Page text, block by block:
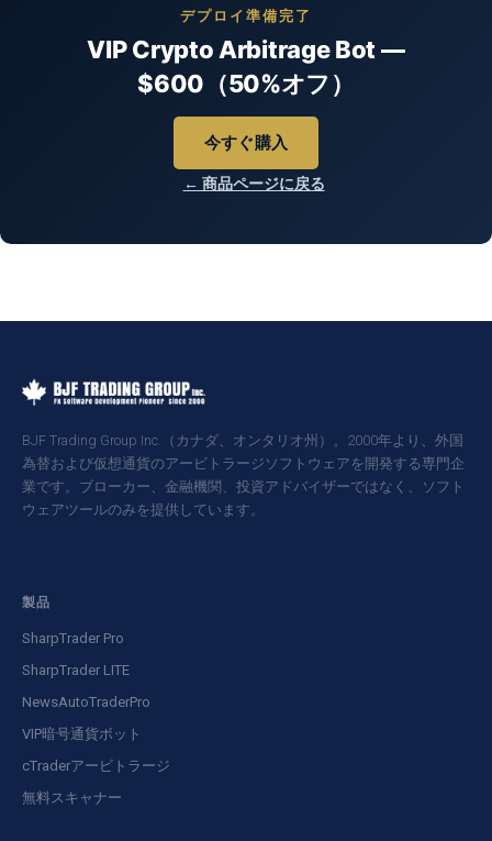
デプロイ準備完了
VIP Crypto Arbitrage Bot —
$600（50%オフ）
今すぐ購入
← 商品ページに戻る
BJF Trading Group Inc.（カナダ、オンタリオ州）。2000年より、外国
為替および仮想通貨のアービトラージソフトウェアを開発する専門企
業です。ブローカー、金融機関、投資アドバイザーではなく、ソフト
ウェアツールのみを提供しています。
製品
SharpTrader Pro
SharpTrader LITE
NewsAutoTraderPro
VIP暗号通貨ボット
cTraderアービトラージ
無料スキャナー